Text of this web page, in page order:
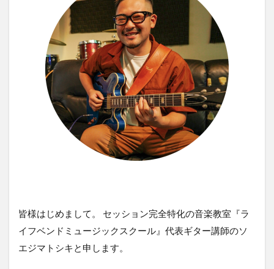
皆様はじめまして。 セッション完全特化の音楽教室『ラ
イフベンドミュージックスクール』代表ギター講師のソ
エジマトシキと申します。